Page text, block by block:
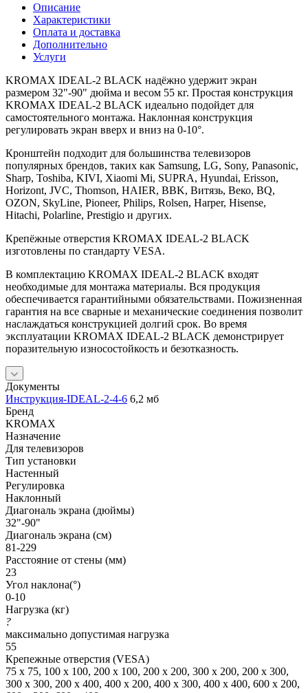
Описание
Характеристики
Оплата и доставка
Дополнительно
Услуги
KROMAX IDEAL-2 BLACK надёжно удержит экран
размером 32"-90" дюйма и весом 55 кг. Простая конструкция
KROMAX IDEAL-2 BLACK идеально подойдет для
самостоятельного монтажа. Наклонная конструкция
регулировать экран вверх и вниз на 0-10°.
Кронштейн подходит для большинства телевизоров
популярных брендов, таких как Samsung, LG, Sony, Panasonic,
Sharp, Toshiba, KIVI, Xiaomi Mi, SUPRA, Hyundai, Erisson,
Horizont, JVC, Thomson, HAIER, BBK, Витязь, Веко, BQ,
OZON, SkyLine, Pioneer, Philips, Rolsen, Harper, Hisense,
Hitachi, Polarline, Prestigio и других.
Крепёжные отверстия KROMAX IDEAL-2 BLACK
изготовлены по стандарту VESA.
В комплектацию KROMAX IDEAL-2 BLACK входят
необходимые для монтажа материалы. Вся продукция
обеспечивается гарантийными обязательствами. Пожизненная
гарантия на все сварные и механические соединения позволит
наслаждаться конструкцией долгий срок. Во время
эксплуатации KROMAX IDEAL-2 BLACK демонстрирует
поразительную износостойкость и безотказность.
Документы
Инструкция-IDEAL-2-4-6 6,2 мб
Бренд
KROMAX
Назначение
Для телевизоров
Тип установки
Настенный
Регулировка
Наклонный
Диагональ экрана (дюймы)
32"-90"
Диагональ экрана (см)
81-229
Расстояние от стены (мм)
23
Угол наклона(°)
0-10
Нагрузка (кг)
?
максимально допустимая нагрузка
55
Крепежные отверстия (VESA)
75 x 75, 100 x 100, 200 x 100, 200 x 200, 300 x 200, 200 x 300,
300 x 300, 200 x 400, 400 x 200, 400 x 300, 400 x 400, 600 x 200,